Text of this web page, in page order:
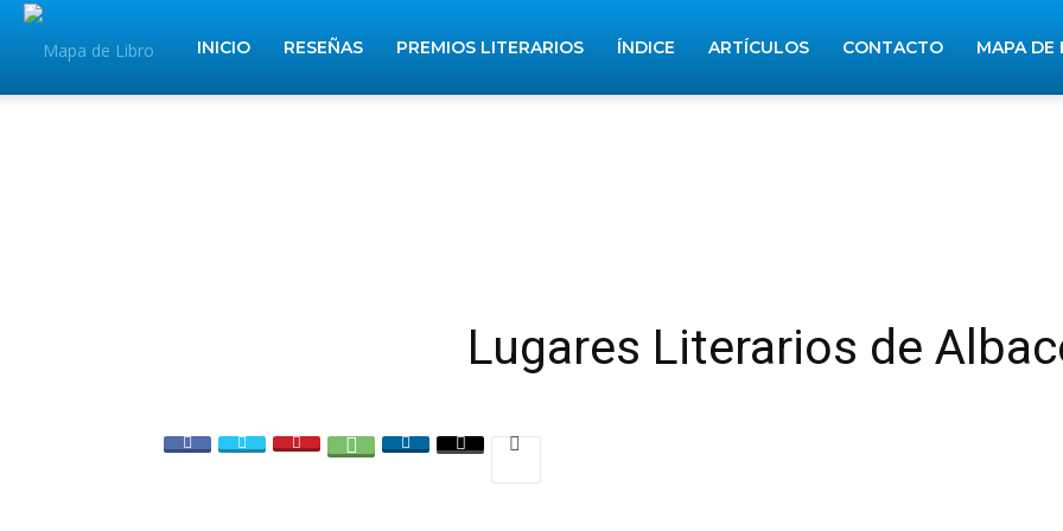
Mapa
INICIO RESEÑAS PREMIOS LITERARIOS ÍNDICE ARTÍCULOS CONTACTO MAPA DE
Lugares Literarios de